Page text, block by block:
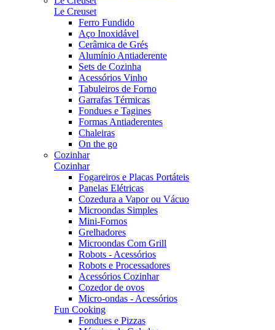
Le Creuset
Ferro Fundido
Aço Inoxidável
Cerâmica de Grés
Alumínio Antiaderente
Sets de Cozinha
Acessórios Vinho
Tabuleiros de Forno
Garrafas Térmicas
Fondues e Tagines
Formas Antiaderentes
Chaleiras
On the go
Cozinhar
Cozinhar
Fogareiros e Placas Portáteis
Panelas Elétricas
Cozedura a Vapor ou Vácuo
Microondas Simples
Mini-Fornos
Grelhadores
Microondas Com Grill
Robots - Acessórios
Robots e Processadores
Acessórios Cozinhar
Cozedor de ovos
Micro-ondas - Acessórios
Fun Cooking
Fondues e Pizzas